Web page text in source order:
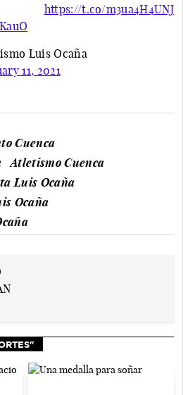
https://t.co/m3ua4H4UNJ
Luis Ocaña
11, 2021
Cuenca
Atletismo Cuenca
Luis Ocaña
Ocaña